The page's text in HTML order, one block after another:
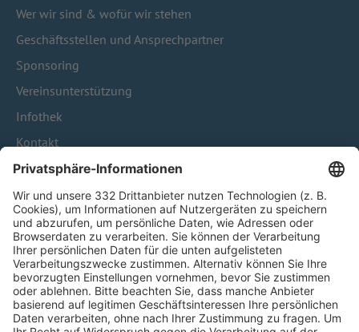
Wer wir sind & wofür wir stehen
Geschäftsstellen und Ansprechpartner
Sponsoring
Vereinsunterstützung
Infothek
Kontakt
HÄUFIG BESUCHTE SEITEN
Pässe und Vereinswechsel
Trainerausbildung
Schulungsangebot Vereinsmitarbeiter
BFV-Geschäftsstellen
Trainerbörse